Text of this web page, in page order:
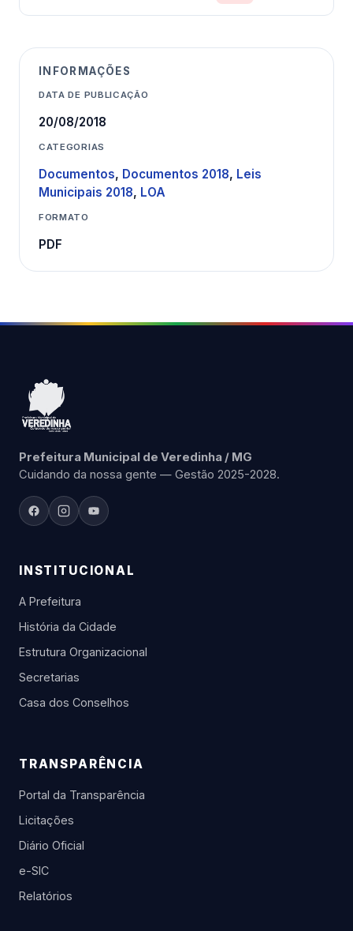
INFORMAÇÕES
DATA DE PUBLICAÇÃO
20/08/2018
CATEGORIAS
Documentos, Documentos 2018, Leis
Municipais 2018, LOA
FORMATO
PDF
Prefeitura Municipal de Veredinha / MG
Cuidando da nossa gente — Gestão 2025-2028.
INSTITUCIONAL
A Prefeitura
História da Cidade
Estrutura Organizacional
Secretarias
Casa dos Conselhos
TRANSPARÊNCIA
Portal da Transparência
Licitações
Diário Oficial
e-SIC
Relatórios